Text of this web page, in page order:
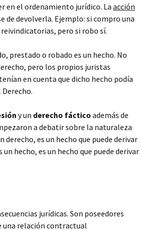
en el ordenamiento jurídico. La acción
de devolverla. Ejemplo: si compro una
pero si robo sí.
prestado o robado es un hecho. No
pero los propios juristas
en cuenta que dicho hecho podía
y un derecho fáctico además de
a debatir sobre la naturaleza
es un hecho que puede derivar
hecho, es un hecho que puede derivar
jurídicas. Son poseedores
una relación contractual